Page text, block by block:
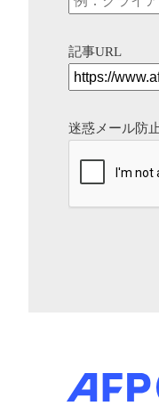
記事URL
迷惑メール防